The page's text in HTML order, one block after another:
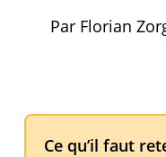
Par Florian
Ce qu’il faut